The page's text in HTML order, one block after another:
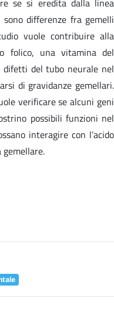
differenze fra gemelli
vuole contribuire alla
folico, una vitamina del
del tubo neurale nel
di gravidanze gemellari.
verificare se alcuni geni
possibili funzioni nel
interagire con l’acido